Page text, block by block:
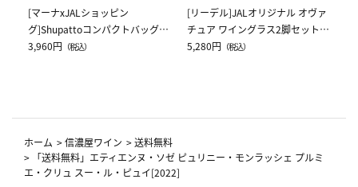
[マーナxJALショッピン
グ]Shupattoコンパクトバッグ
Drop JAL客室乗務員（LC）スカ
3,960円 （税込）
[リーデル]JALオリジナル オヴァ
チュア ワイングラス2脚セット
（レッドワイン）
5,280円 （税込）
ホーム >信濃屋ワイン >送料無料
> 「送料無料」エティエンヌ・ソゼ ピュリニー・モンラッシェ プルミ
エ・クリュ スー・ル・ピュイ[2022]